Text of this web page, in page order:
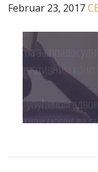
Februar 23, 2017